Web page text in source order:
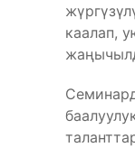
каалап,